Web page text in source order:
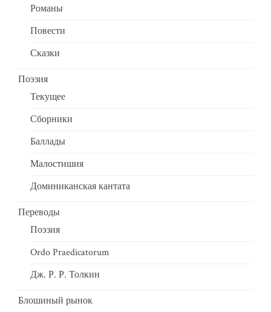
Романы
Повести
Сказки
Поэзия
Текущее
Сборники
Баллады
Малостишия
Доминиканская кантата
Переводы
Поэзия
Ordo Praedicatorum
Дж. Р. Р. Толкин
Блошиный рынок